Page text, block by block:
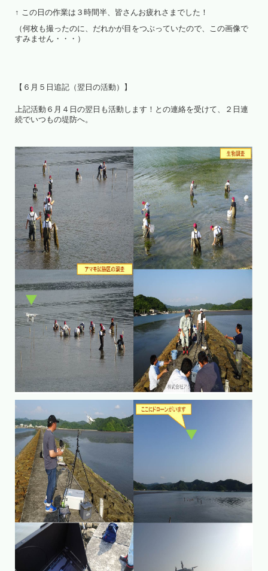
↑ この日の作業は３時間半、皆さんお疲れさまでした！
（何枚も撮ったのに、だれかが目をつぶっていたので、この画像で
すみません・・・）
【６月５日追記（翌日の活動）】
上記活動６月４日の翌日も活動します！との連絡を受けて、２日連
続でいつもの堤防へ。